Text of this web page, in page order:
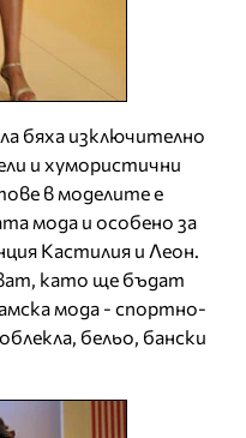
бяха изключително
и хумористични
в моделите е
мода и особено за
Кастилия и Леон.
като ще бъдат
мода - спортно-
бельо, бански